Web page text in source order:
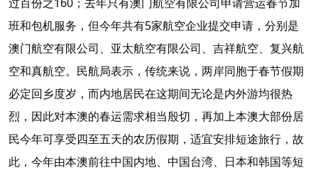
班和包机服务，但今年共有5家航空企业提交申请，分别是
澳门航空有限公司、亚太航空有限公司、吉祥航空、复兴航
空和真航空。民航局表示，传统来说，两岸同胞于春节假期
必定回乡度岁，而内地居民在这期间无论是内外游均很热
烈，因此对本澳的春运需求相当殷切，再加上本澳大部份居
民今年可享受四至五天的农历假期，适宜安排短途旅行，故
此，今年由本澳前往中国内地、中国台湾、日本和韩国等短